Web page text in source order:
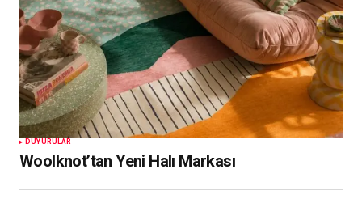
DUYURULAR
Woolknot’tan Yeni Halı Markası